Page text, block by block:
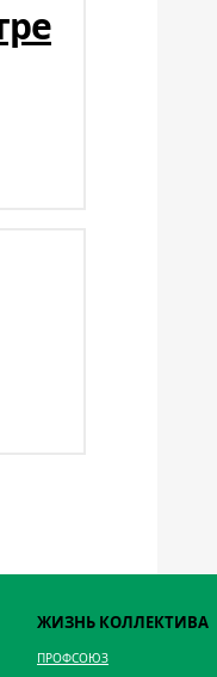
ЖИЗНЬ КОЛЛЕКТИВА
ПРОФСОЮЗ